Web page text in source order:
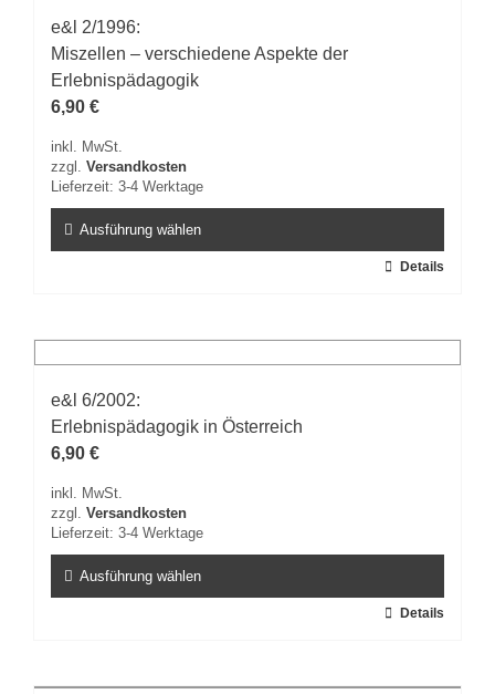
Die
Optionen
können
auf
Produktseite
gewählt
werden
e&l 2/1996:
Miszellen – verschiedene Aspekte der
Erlebnispädagogik
6,90 €
inkl. MwSt.
zzgl. Versandkosten
Lieferzeit: 3-4 Werktage
Ausführung wählen
mehrere
Varianten
Die
Optionen
können
der
Produktseite
werden
Details
e&l 6/2002:
Erlebnispädagogik in Österreich
6,90 €
inkl. MwSt.
zzgl. Versandkosten
Lieferzeit: 3-4 Werktage
Ausführung wählen
mehrere
Details